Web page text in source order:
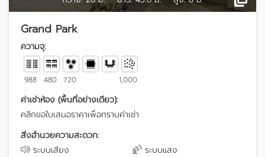
Grand Park
ความจุ:
988 480 720 1,000
ค่าเช่าห้อง (พื้นที่อย่างเดียว):
คลิกขอใบเสนอราคาเพื่อทราบค่าเช่า
สิ่งอำนวยความสะดวก:
ระบบเสียง
ระบบแสง